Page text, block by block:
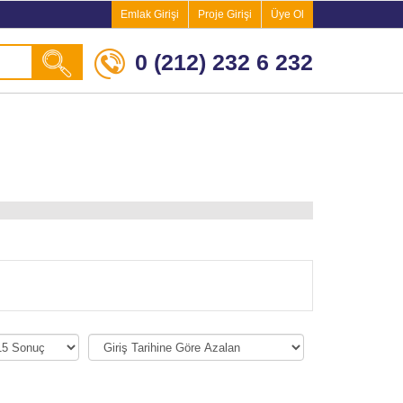
Emlak Girişi Proje Girişi Üye Ol
0 (212) 232 6 232